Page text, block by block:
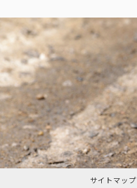
サイトマップ